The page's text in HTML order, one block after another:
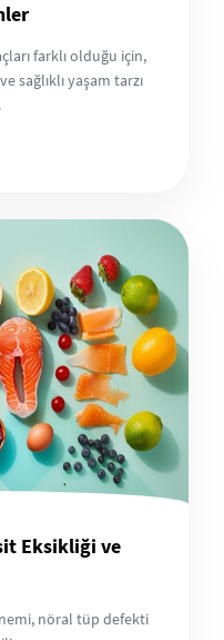
farklı olduğu için,
sağlıklı yaşam tarzı
Eksikliği ve
nöral tüp defekti